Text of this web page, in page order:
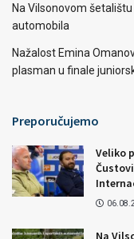
Na Vilsonovom
automobila
Nažalost Emina
plasman u finale
Preporučujemo
Veliko
Na